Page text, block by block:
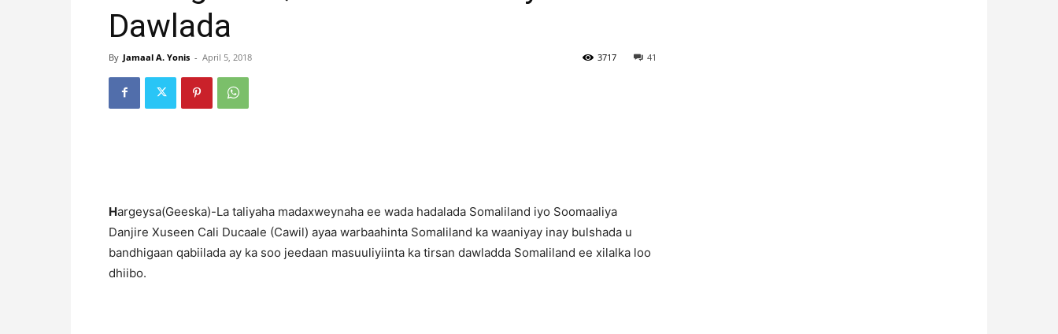
Dawlada
By Jamaal A. Yonis - April 5, 2018 41
3717
Hargeysa(Geeska)-La taliyaha madaxweynaha ee wada hadalada Somaliland iyo Soomaaliya
Danjire Xuseen Cali Ducaale (Cawil) ayaa warbaahinta Somaliland ka waaniyay inay bulshada u
bandhigaan qabiilada ay ka soo jeedaan masuuliyiinta ka tirsan dawladda Somaliland ee xilalka loo
dhiibo.